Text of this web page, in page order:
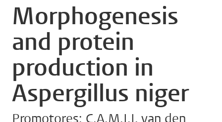
Morphogenesis
and protein
production in
Aspergillus niger